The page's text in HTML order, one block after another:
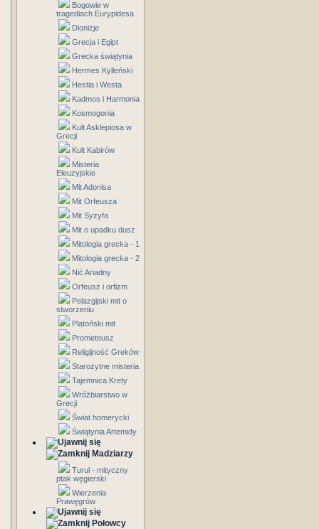
Bogowie w
tragediach Eurypidesa
Dionizje
Grecja i Egipt
Grecka świątynia
Hermes Kylleński
Hestia i Westa
Kadmos i Harmonia
Kosmogonia
Kult Asklepiosa w
Grecji
Kult Kabirów
Misteria
Eleuzyjskie
Mit Adonisa
Mit Orfeusza
Mit Syzyfa
Mit o upadku dusz
Mitologia grecka - 1
Mitologia grecka - 2
Nić Ariadny
Orfeusz i orfizm
Pelazgijski mit o
stworzeniu
Platoński mit
Prometeusz
Religijność Greków
Starożytne misteria
Tajemnica Krety
Wróżbiarstwo w
Grecji
Świat homerycki
Świątynia Artemidy
Madziarzy
Turul - mityczny
ptak węgierski
Wierzenia
Prawęgrów
Połowcy